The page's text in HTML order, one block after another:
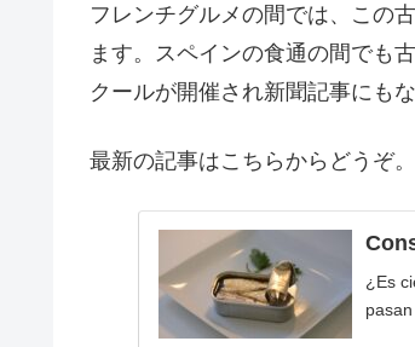
フレンチグルメの間では、この
ます。スペインの食通の間でも
クールが開催され新聞記事にも
最新の記事はこちらからどうぞ。
¿Es